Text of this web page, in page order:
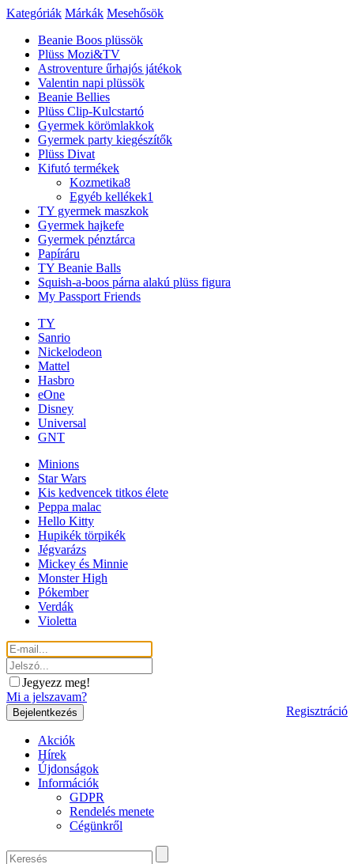
Kategóriák Márkák Mesehősök
Beanie Boos plüssök
Plüss Mozi&TV
Astroventure űrhajós játékok
Valentin napi plüssök
Beanie Bellies
Plüss Clip-Kulcstartó
Gyermek körömlakkok
Gyermek party kiegészítők
Plüss Divat
Kifutó termékek
Kozmetika8
Egyéb kellékek1
TY gyermek maszkok
Gyermek hajkefe
Gyermek pénztárca
Papíráru
TY Beanie Balls
Squish-a-boos párna alakú plüss figura
My Passport Friends
TY
Sanrio
Nickelodeon
Mattel
Hasbro
eOne
Disney
Universal
GNT
Minions
Star Wars
Kis kedvencek titkos élete
Peppa malac
Hello Kitty
Hupikék törpikék
Jégvarázs
Mickey és Minnie
Monster High
Pókember
Verdák
Violetta
Jegyezz meg!
Mi a jelszavam?
Regisztráció
Akciók
Hírek
Újdonságok
Információk
GDPR
Rendelés menete
Cégünkről